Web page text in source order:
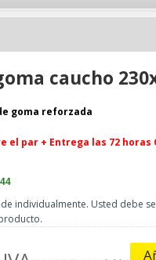
caucho
goma reforzada
el par + Entrega las 72 horas
individualmente. Usted debe